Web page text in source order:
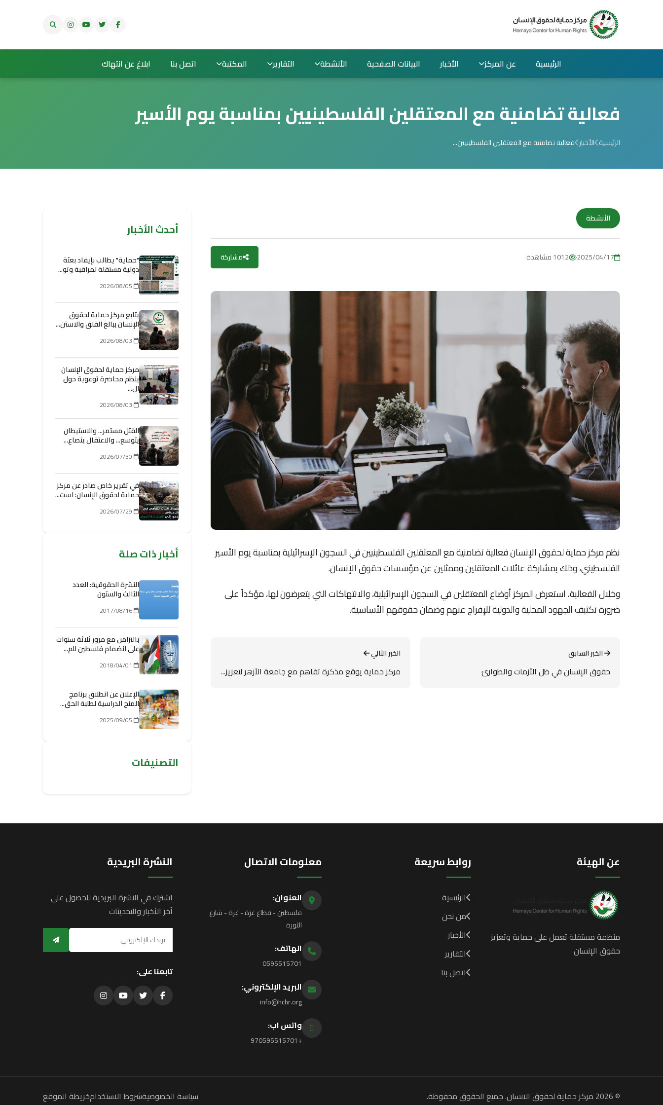
الرئيسية عن المركز الأخبار البيانات الصفحية الأنشطة التقارير المكتبة اتصل بنا ابلاغ عن انتهاك
فعالية تضامنية مع المعتقلين الفلسطينيين بمناسبة يوم الأسير
الرئيسية الأخبار فعالية تضامنية مع المعتقلين الفلسطينيين...
الأنشطة
2025/04/17 1012 مشاهدة مشاركة
نظم مركز حماية لحقوق الإنسان فعالية تضامنية مع المعتقلين الفلسطينيين في السجون الإسرائيلية بمناسبة يوم الأسير
الفلسطيني، وذلك بمشاركة عائلات المعتقلين وممثلين عن مؤسسات حقوق الإنسان.
وخلال الفعالية، استعرض المركز أوضاع المعتقلين في السجون الإسرائيلية، والانتهاكات التي يتعرضون لها، مؤكداً على
ضرورة تكثيف الجهود المحلية والدولية للإفراج عنهم وضمان حقوقهم الأساسية.
الخبر السابق
حقوق الإنسان في ظل الأزمات والطوارئ
الخبر التالي
مركز حماية يوقع مذكرة تفاهم مع جامعة الأزهر لتعزيز...
أحدث الأخبار
"حماية" يطالب بإيفاد بعثة
دولية مستقلة لمراقبة وتو...
يتابع مركز حماية لحقوق
الإنسان ببالغ القلق والاستن...
مركز حماية لحقوق الإنسان
ينظم محاضرة توعوية حول
ال...
القتل مستمر... والاستيطان
يتوسع... والاعتقال يتصاع...
في تقرير خاص صادر عن مركز
حماية لحقوق الإنسان: است...
أخبار ذات صلة
النشرة الحقوقية: العدد
الثالث والستون
بالتزامن مع مرور ثلاثة سنوات
على انضمام فلسطين للم...
الإعلان عن انطلاق برنامج
المنح الدراسية لطلبة الحق...
التصنيفات
عن الهيئة
منظمة مستقلة تعمل على حماية وتعزيز
حقوق الإنسان
روابط سريعة
الرئيسية
من نحن
الأخبار
التقارير
اتصل بنا
معلومات الاتصال
العنوان:
فلسطين - قطاع غزة - غزة - شارع
الثورة
الهاتف:
0595515701
البريد الإلكتروني:
info@hchr.org
واتس اب:
+970595515701
النشرة البريدية
اشترك في النشرة البريدية للحصول على
آخر الأخبار والتحديثات
تابعنا على:
© 2026 مركز حماية لحقوق الانسان. جميع الحقوق محفوظة. سياسة الخصوصيةشروط الاستخدامخريطة الموقع